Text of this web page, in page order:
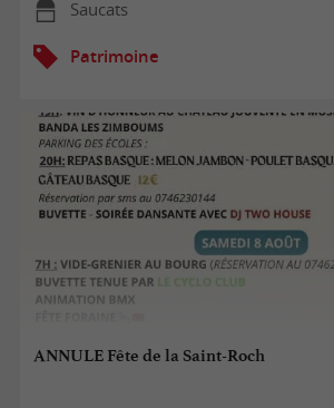
Saucats
Patrimoine
ANNULE Fête de la Saint-Roch